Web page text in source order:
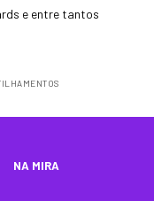
e entre tantos
NA MIRA